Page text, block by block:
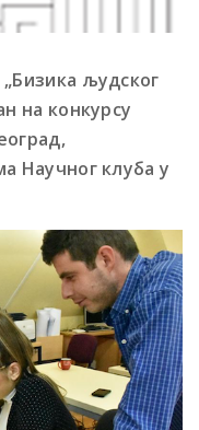
људског
на конкурсу
Научног клуба у